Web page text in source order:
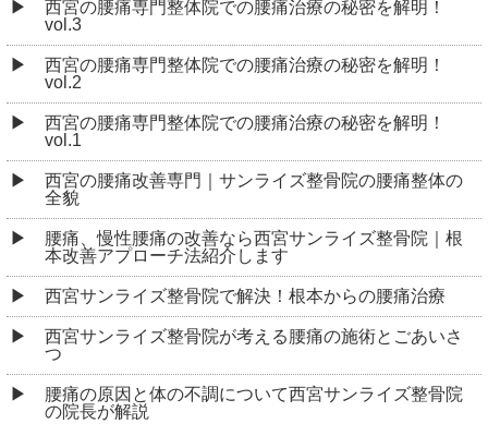
西宮の腰痛専門整体院での腰痛治療の秘密を解明！
vol.3
西宮の腰痛専門整体院での腰痛治療の秘密を解明！
vol.2
西宮の腰痛専門整体院での腰痛治療の秘密を解明！
vol.1
西宮の腰痛改善専門｜サンライズ整骨院の腰痛整体の
全貌
腰痛、慢性腰痛の改善なら西宮サンライズ整骨院｜根
本改善アプローチ法紹介します
西宮サンライズ整骨院で解決！根本からの腰痛治療
西宮サンライズ整骨院が考える腰痛の施術とごあいさ
つ
腰痛の原因と体の不調について西宮サンライズ整骨院
の院長が解説